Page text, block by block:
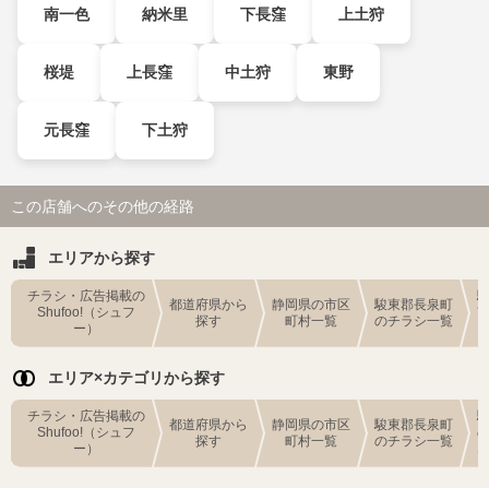
南一色 納米里 下長窪 上土狩
桜堤 上長窪 中土狩 東野
元長窪 下土狩
この店舗へのその他の経路
エリアから探す
チラシ・広告掲載の
Shufoo!（シュフ
ー）
都道府県から
探す
静岡県の市区
町村一覧
駿東郡長泉町
のチラシ一覧
エリア×カテゴリから探す
チラシ・広告掲載の
Shufoo!（シュフ
ー）
都道府県から
探す
静岡県の市区
町村一覧
駿東郡長泉町
のチラシ一覧